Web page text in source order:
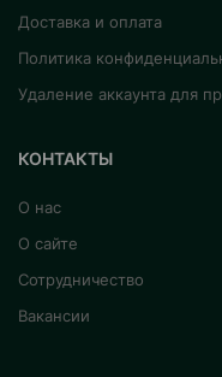
Доставка и оплата
Политика
Удаление аккаунта для
КОНТАКТЫ
О нас
О сайте
Сотрудничество
Вакансии